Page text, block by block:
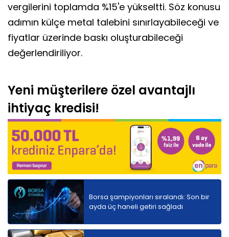
vergilerini toplamda %15'e yükseltti. Söz konusu
adımın külçe metal talebini sınırlayabileceği ve
fiyatlar üzerinde baskı oluşturabileceği
değerlendiriliyor.
Yeni müşterilere özel avantajlı
ihtiyaç kredisi!
Borsa şampiyonları sıralandı: Son bir
ayda üç haneli getiri sağladı